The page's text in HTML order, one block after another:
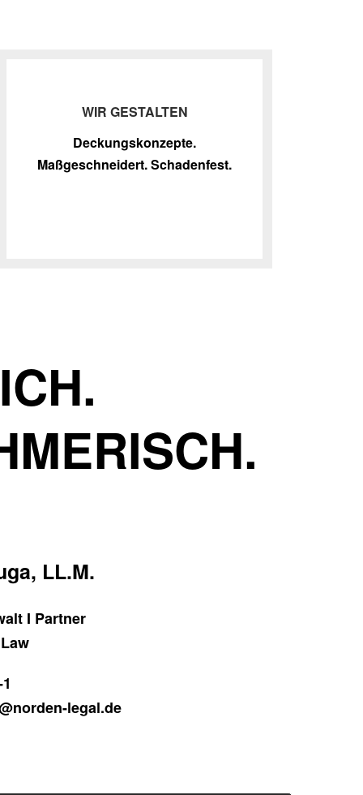
WIR GESTALTEN
Deckungskonzepte.
Maßgeschneidert. Schadenfest.
LL.M.
I Partner
legal.de